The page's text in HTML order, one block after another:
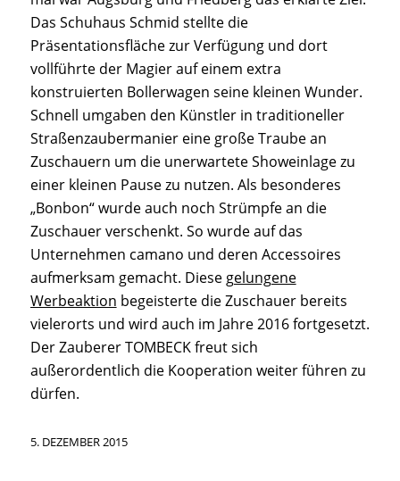
Das Schuhaus Schmid stellte die
Präsentationsfläche zur Verfügung und dort
vollführte der Magier auf einem extra
konstruierten Bollerwagen seine kleinen Wunder.
Schnell umgaben den Künstler in traditioneller
Straßenzaubermanier eine große Traube an
Zuschauern um die unerwartete Showeinlage zu
einer kleinen Pause zu nutzen. Als besonderes
„Bonbon“ wurde auch noch Strümpfe an die
Zuschauer verschenkt. So wurde auf das
Unternehmen camano und deren Accessoires
aufmerksam gemacht. Diese gelungene
Werbeaktion begeisterte die Zuschauer bereits
vielerorts und wird auch im Jahre 2016 fortgesetzt.
Der Zauberer TOMBECK freut sich
außerordentlich die Kooperation weiter führen zu
dürfen.
5. DEZEMBER 2015